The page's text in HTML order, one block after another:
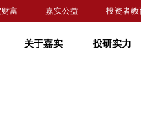
富 嘉实公益 投资者教
关于嘉实 投研实力